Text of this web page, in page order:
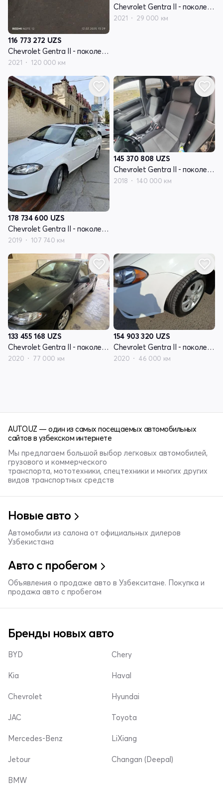
116 773 272 UZS
Chevrolet Gentra II - поколение
2021 120 000 км
Chevrolet Gentra II - поколение
2021 29 000 км
178 734 600 UZS
Chevrolet Gentra II - поколение
2019 107 740 км
145 370 808 UZS
Chevrolet Gentra II - поколение
2018 140 000 км
133 455 168 UZS
Chevrolet Gentra II - поколение
2020 77 000 км
154 903 320 UZS
Chevrolet Gentra II - поколение
2020 46 000 км
AUTO.UZ — один из самых посещаемых автомобильных
сайтов в узбекском интернете
Мы предлагаем большой выбор легковых автомобилей,
грузового и коммерческого
транспорта, мототехники, спецтехники и многих других
видов транспортных средств
Новые авто
Автомобили из салона от официальных дилеров
Узбекистана
Авто с пробегом
Объявления о продаже авто в Узбекситане. Покупка и
продажа авто с пробегом
Бренды новых авто
BYD
Kia
Chevrolet
Chery
Haval
Hyundai
JAC
Mercedes-Benz
Jetour
Toyota
LiXiang
Changan (Deepal)
BMW